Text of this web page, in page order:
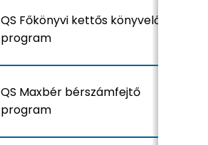
QS Főkönyvi kettős könyvelő
program
QS Maxbér bérszámfejtő
program